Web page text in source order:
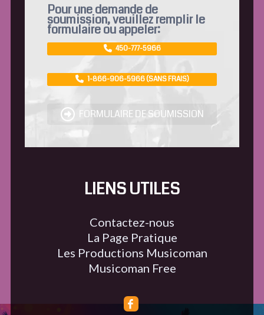
Pour une demande de
soumission, veuillez remplir le
formulaire ou appeler:
450-777-5966
1-866-906-5966 (SANS FRAIS)
FORMULAIRE DE SOUMISSION
LIENS UTILES
Contactez-nous
La Page Pratique
Les Productions Musicoman
Musicoman Free